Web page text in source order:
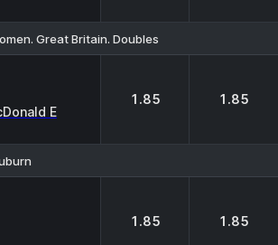
Great Britain. Doubles
E
1.85 1.85
1.85 1.85